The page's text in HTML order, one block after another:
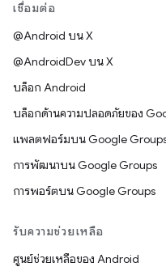
เชื่อมต่อ
@Android บน X
@AndroidDev บน X
บล็อก Android
บล็อกด้านความปลอดภัยของ
แพลตฟอร์มบน Google
การพัฒนาบน Google Groups
การพอร์ตบน Google Groups
รับความช่วยเหลือ
ศูนย์ช่วยเหลือของ Android